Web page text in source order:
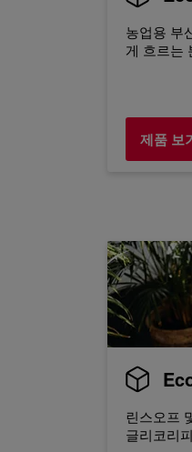
농업용 부
게 흐르는
제품 보
린스오프
글리코리